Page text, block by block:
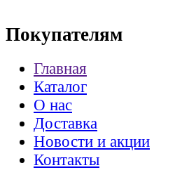
Покупателям
Главная
Каталог
О нас
Доставка
Новости и акции
Контакты